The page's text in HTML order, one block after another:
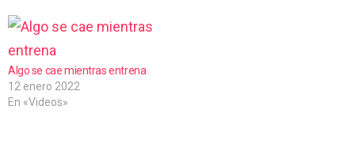
Algo se cae mientras entrena
12 enero 2022
En «Videos»